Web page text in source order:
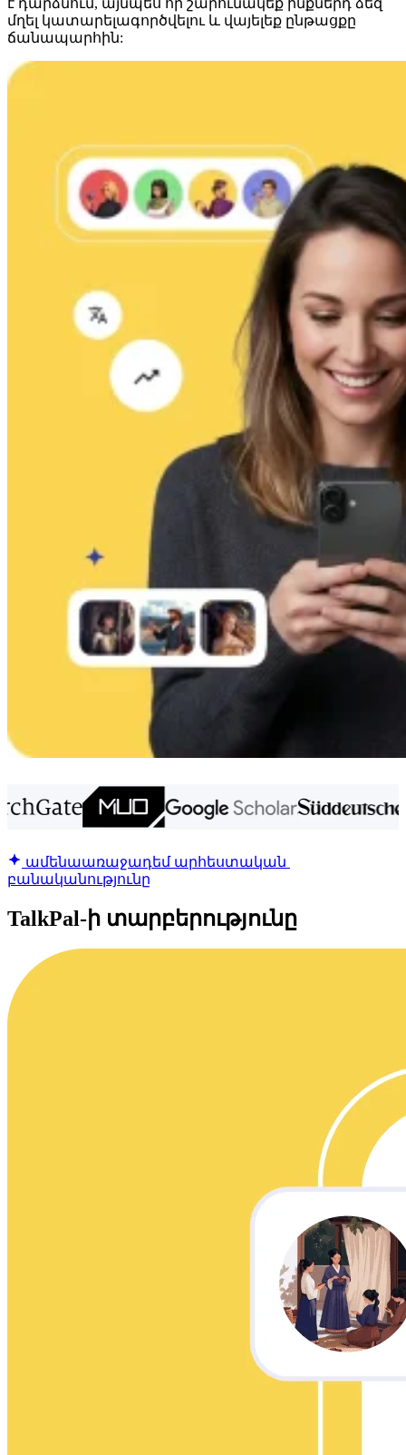
մղել կատարելագործվելու և վայելեք ընթացքը
ճանապարհին:
ամենաառաջադեմ արհեստական ​​
բանականությունը
TalkPal-ի տարբերությունը